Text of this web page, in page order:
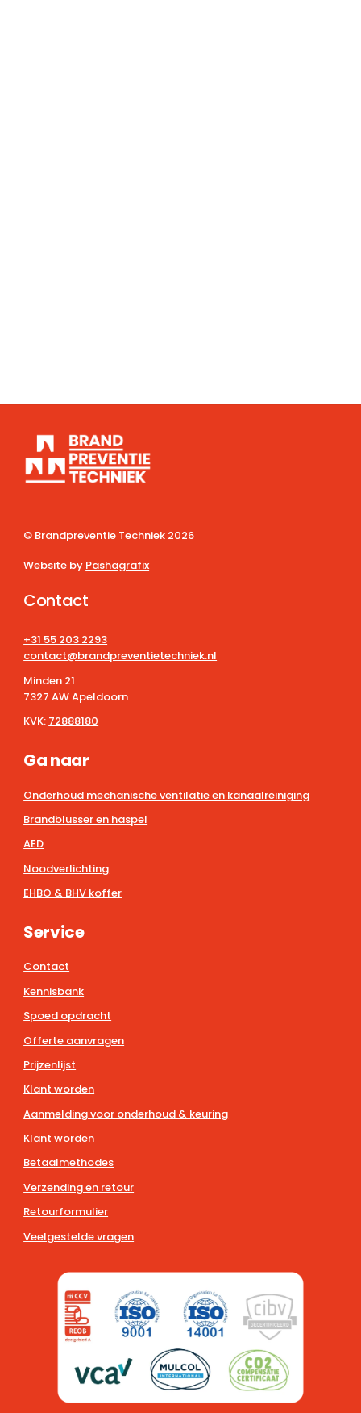
© Brandpreventie Techniek 2026
Website by Pashagrafix
Contact
+31 55 203 2293
contact@brandpreventietechniek.nl
Minden 21
7327 AW Apeldoorn
KVK: 72888180
Ga naar
Onderhoud mechanische ventilatie en kanaalreiniging
Brandblusser en haspel
AED
Noodverlichting
EHBO & BHV koffer
Service
Contact
Kennisbank
Spoed opdracht
Offerte aanvragen
Prijzenlijst
Klant worden
Aanmelding voor onderhoud & keuring
Klant worden
Betaalmethodes
Verzending en retour
Retourformulier
Veelgestelde vragen